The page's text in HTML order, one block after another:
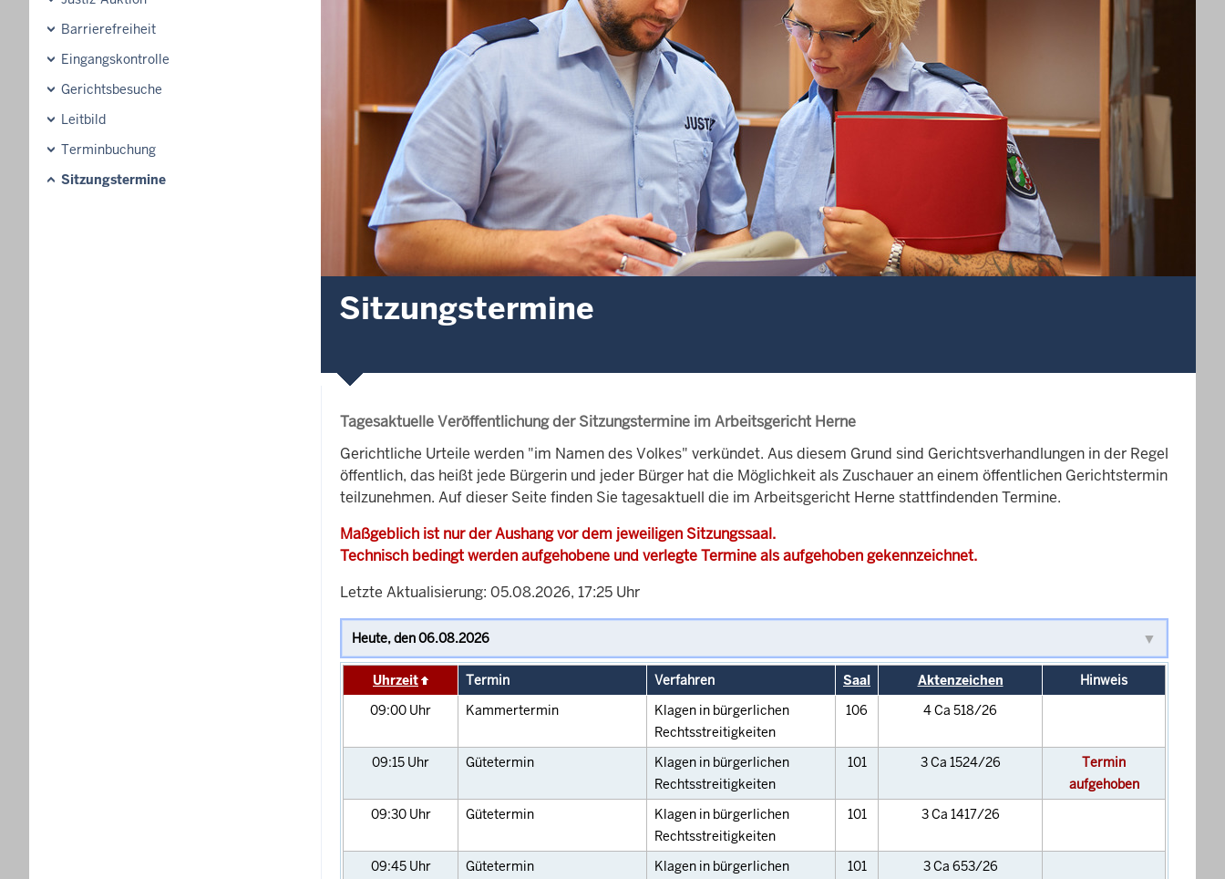
Barrierefreiheit
Eingangskontrolle
Gerichtsbesuche
Leitbild
Terminbuchung
Sitzungstermine
Sitzungstermine
Tagesaktuelle Veröffentlichung der Sitzungstermine im Arbeitsgericht Herne
Gerichtliche Urteile werden "im Namen des Volkes" verkündet. Aus diesem Grund sind Gerichtsverhandlungen in der Regel
öffentlich, das heißt jede Bürgerin und jeder Bürger hat die Möglichkeit als Zuschauer an einem öffentlichen Gerichtstermin
teilzunehmen. Auf dieser Seite finden Sie tagesaktuell die im Arbeitsgericht Herne stattfindenden Termine.
Maßgeblich ist nur der Aushang vor dem jeweiligen Sitzungssaal.
Technisch bedingt werden aufgehobene und verlegte Termine als aufgehoben gekennzeichnet.
Letzte Aktualisierung: 05.08.2026, 17:25 Uhr
Uhrzeit Termin Verfahren Saal Aktenzeichen
Hinweis
09:00 Uhr Kammertermin
Klagen in bürgerlichen
Rechtsstreitigkeiten
106 4 Ca 518/26
09:15 Uhr Gütetermin
Klagen in bürgerlichen
Rechtsstreitigkeiten
101 3 Ca 1524/26
Termin
aufgehoben
09:30 Uhr Gütetermin
Klagen in bürgerlichen
Rechtsstreitigkeiten
101 3 Ca 1417/26
09:45 Uhr Gütetermin
Klagen in bürgerlichen
101 3 Ca 653/26